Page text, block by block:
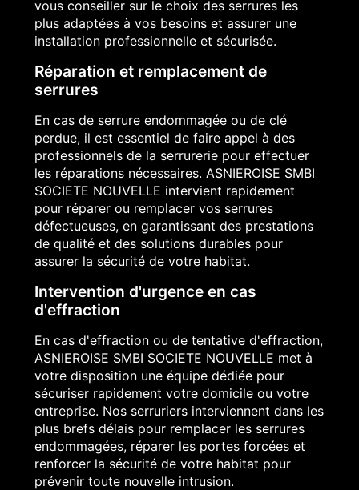
vous conseiller sur le choix des serrures les
plus adaptées à vos besoins et assurer une
installation professionnelle et sécurisée.
Réparation et remplacement de
serrures
En cas de serrure endommagée ou de clé
perdue, il est essentiel de faire appel à des
professionnels de la serrurerie pour effectuer
les réparations nécessaires. ASNIEROISE SMBI
SOCIETE NOUVELLE intervient rapidement
pour réparer ou remplacer vos serrures
défectueuses, en garantissant des prestations
de qualité et des solutions durables pour
assurer la sécurité de votre habitat.
Intervention d'urgence en cas
d'effraction
En cas d'effraction ou de tentative d'effraction,
ASNIEROISE SMBI SOCIETE NOUVELLE met à
votre disposition une équipe dédiée pour
sécuriser rapidement votre domicile ou votre
entreprise. Nos serruriers interviennent dans les
plus brefs délais pour remplacer les serrures
endommagées, réparer les portes forcées et
renforcer la sécurité de votre habitat pour
prévenir toute nouvelle intrusion.